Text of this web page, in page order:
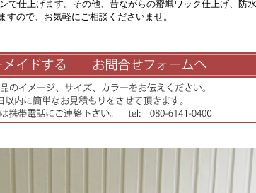
で仕上げます。その他、昔ながらの蜜蝋ワック仕上げ、防
ので、お気軽にご相談くださいませ。